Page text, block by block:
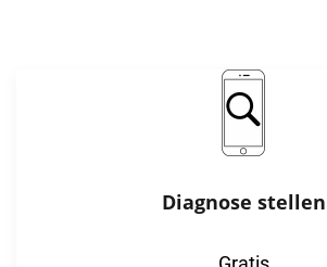
Diagnose stellen